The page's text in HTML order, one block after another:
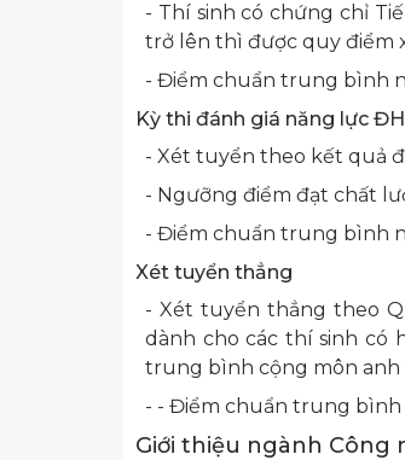
- Thí sinh có chứng chỉ
trở lên thì được quy điểm
- Điểm chuẩn trung bình
Kỳ thi đánh giá năng lực
- Xét tuyển theo kết quả
- Ngưỡng điểm đạt chất
- Điểm chuẩn trung bình
Xét tuyển thẳng
- Xét tuyển thẳng theo
dành cho các thí sinh có
trung bình cộng môn anh
- - Điểm chuẩn trung bình
Giới thiệu ngành Công